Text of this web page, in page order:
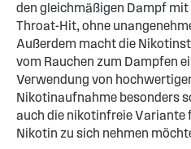
den gleichmäßigen Dampf mit
Throat-Hit, ohne
Außerdem macht die
vom Rauchen zum Dampfen
Verwendung von
Nikotinaufnahme besonders
auch die nikotinfreie Variante
Nikotin zu sich nehmen